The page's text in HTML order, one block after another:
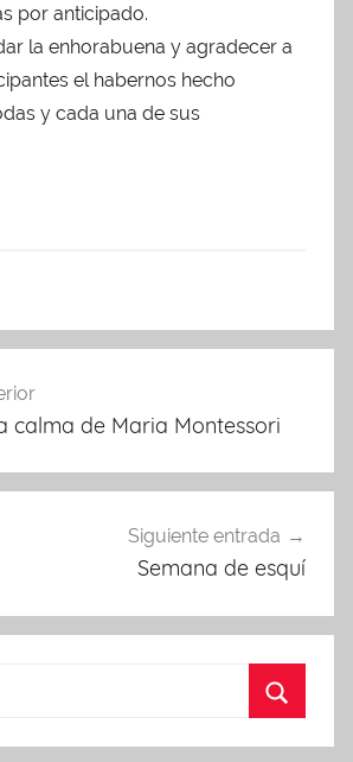
por anticipado.
la enhorabuena y agradecer a
el habernos hecho
y cada una de sus
calma de Maria Montessori
Siguiente entrada
Semana de esquí